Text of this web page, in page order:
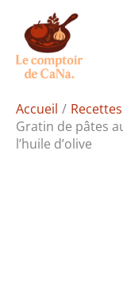
contenu
Accueil
Gratin de pâtes
l’huile d’olive
Rechercher